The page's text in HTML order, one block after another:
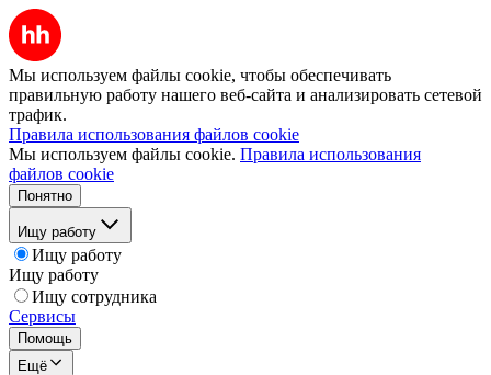
Мы используем файлы cookie, чтобы обеспечивать
правильную работу нашего веб-сайта и анализировать сетевой
трафик.
Правила использования файлов cookie
Мы используем файлы cookie. Правила использования
файлов cookie
Понятно
Ищу работу
Ищу работу
Ищу работу
Ищу сотрудника
Сервисы
Помощь
Ещё